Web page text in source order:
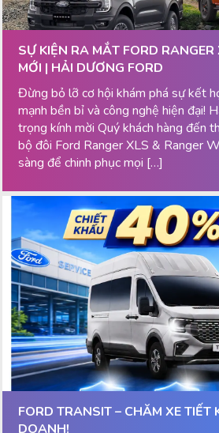
SỰ KIỆN RA MẮT FORD
MỚI | HẢI DƯƠNG FORD
Đừng bỏ lỡ cơ hội khám phá sự kết
mạnh bền bỉ và công nghệ hiện đại!
trọng kính mời Quý khách hàng đến
bộ đôi Ford Ranger XLS & Ranger
sàng để chinh phục mọi […]
FORD TRANSIT – CHĂM XE TIẾT
DOANH!